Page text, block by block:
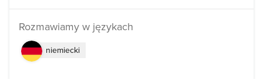
Rozmawiamy w językach
niemiecki